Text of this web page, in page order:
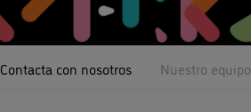
Contacta con nosotros Nuestro equipo